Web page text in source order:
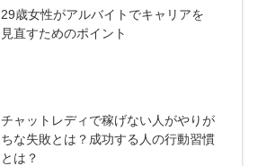
29歳女性がアルバイトでキャリアを
見直すためのポイント
チャットレディで稼げない人がやりが
ちな失敗とは？成功する人の行動習慣
とは？